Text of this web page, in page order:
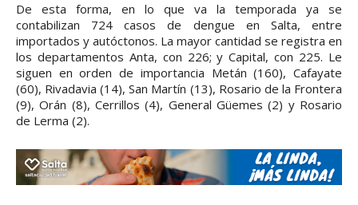
De esta forma, en lo que va la temporada ya se
contabilizan 724 casos de dengue en Salta, entre
importados y autóctonos. La mayor cantidad se registra en
los departamentos Anta, con 226; y Capital, con 225. Le
siguen en orden de importancia Metán (160), Cafayate
(60), Rivadavia (14), San Martín (13), Rosario de la Frontera
(9), Orán (8), Cerrillos (4), General Güemes (2) y Rosario
de Lerma (2).